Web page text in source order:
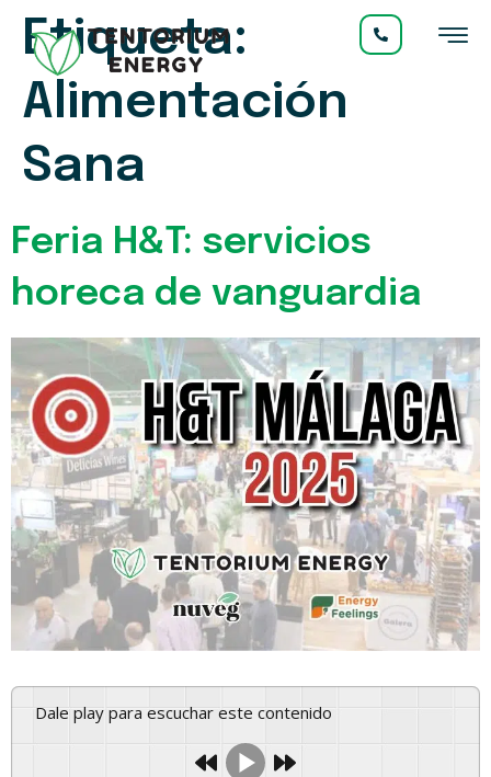
Etiqueta:
Alimentación
Sana
Feria H&T: servicios
horeca de vanguardia
Dale play para escuchar este contenido